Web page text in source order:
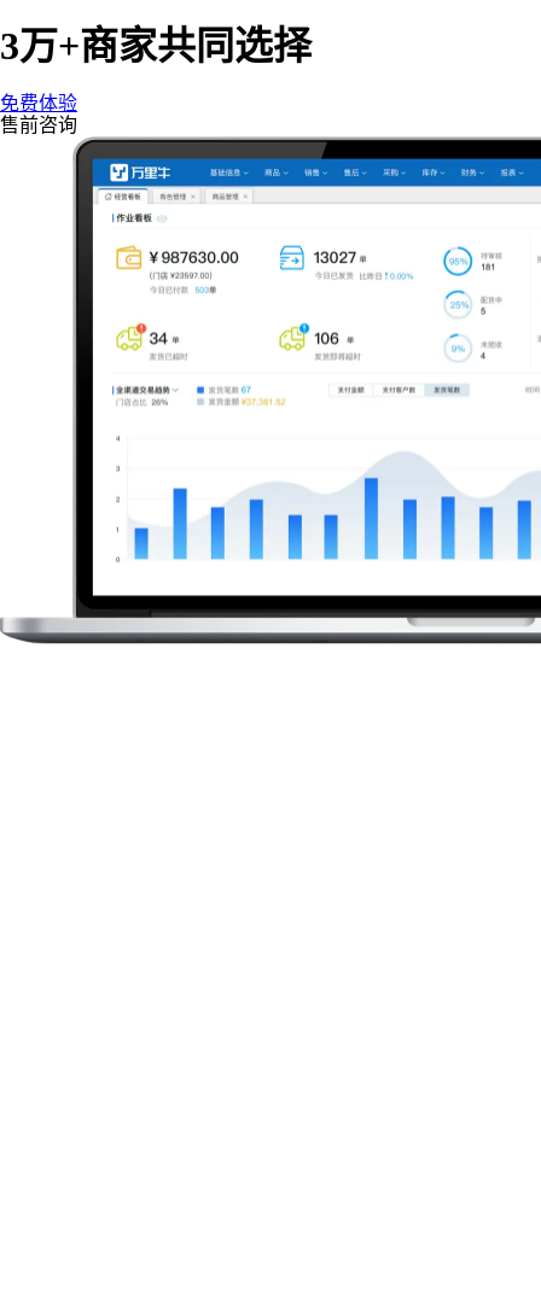
3万+商家共同选择
免费体验
售前咨询